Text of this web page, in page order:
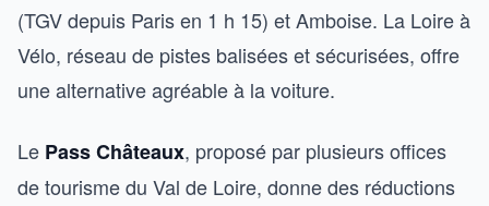
(TGV depuis Paris en 1 h 15) et Amboise. La Loire à
Vélo, réseau de pistes balisées et sécurisées, offre
une alternative agréable à la voiture.
Le Pass Châteaux, proposé par plusieurs offices
de tourisme du Val de Loire, donne des réductions